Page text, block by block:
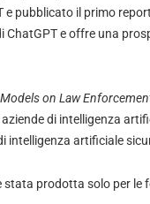
pubblicato il primo
e offre una
on Law
di intelligenza
intelligenza artificiale
prodotta solo per le